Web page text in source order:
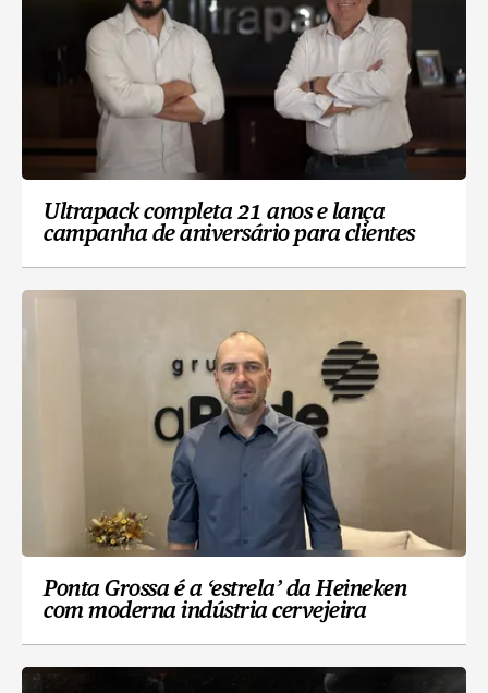
Ultrapack completa 21 anos e lança
campanha de aniversário para clientes
Ponta Grossa é a ‘estrela’ da Heineken
com moderna indústria cervejeira